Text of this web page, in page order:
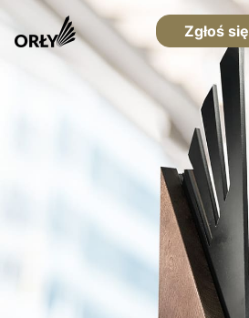
Zgłoś się